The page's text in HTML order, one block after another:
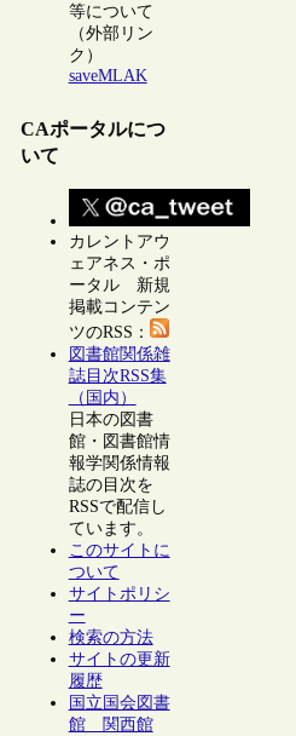
等について
（外部リン
ク）
saveMLAK
CAポータルにつ
いて
カレントアウ
ェアネス・ポ
ータル 新規
掲載コンテン
ツのRSS：
図書館関係雑
誌目次RSS集
（国内）
日本の図書
館・図書館情
報学関係情報
誌の目次を
RSSで配信し
ています。
このサイトに
ついて
サイトポリシ
ー
検索の方法
サイトの更新
履歴
国立国会図書
館 関西館